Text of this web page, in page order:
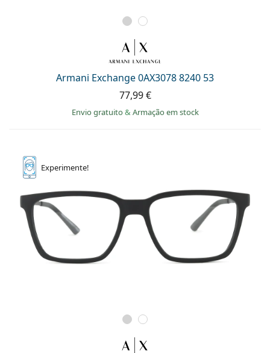
Armani Exchange 0AX3078 8240 53
77,99 €
Envio gratuito& Armação em stock
Experimente!